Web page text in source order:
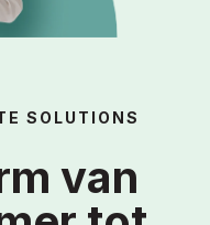
SOLUTIONS
van